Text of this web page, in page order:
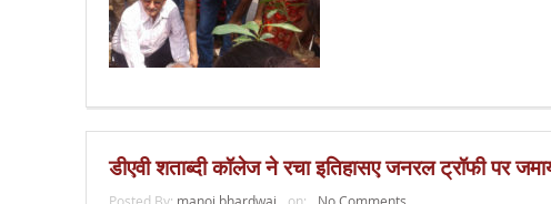
डीएवी शताब्दी कॉलेज ने रचा इतिहासए जनरल ट्रॉफी पर